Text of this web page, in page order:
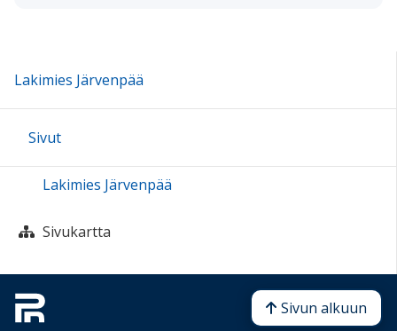
Lakimies Järvenpää
Sivut
Lakimies Järvenpää
Sivukartta
Sivun alkuun